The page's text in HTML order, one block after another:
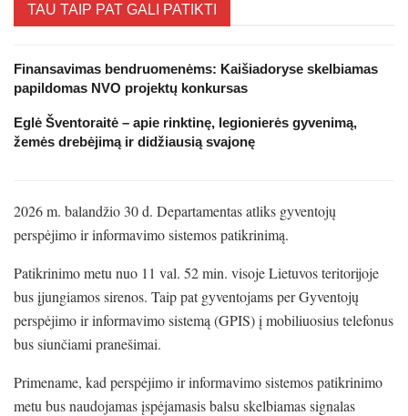
TAU TAIP PAT GALI PATIKTI
Finansavimas bendruomenėms: Kaišiadoryse skelbiamas
papildomas NVO projektų konkursas
Eglė Šventoraitė – apie rinktinę, legionierės gyvenimą,
žemės drebėjimą ir didžiausią svajonę
2026 m. balandžio 30 d. Departamentas atliks gyventojų
perspėjimo ir informavimo sistemos patikrinimą.
Patikrinimo metu nuo 11 val. 52 min. visoje Lietuvos teritorijoje
bus įjungiamos sirenos. Taip pat gyventojams per Gyventojų
perspėjimo ir informavimo sistemą (GPIS) į mobiliuosius telefonus
bus siunčiami pranešimai.
Primename, kad perspėjimo ir informavimo sistemos patikrinimo
metu bus naudojamas įspėjamasis balsu skelbiamas signalas